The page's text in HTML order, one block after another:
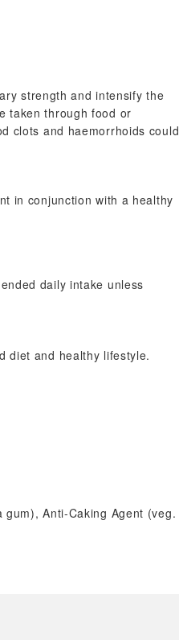
strength and intensify the
taken through food or
clots and haemorrhoids could
in conjunction with a healthy
daily intake unless
diet and healthy lifestyle.
Anti-Caking Agent (veg.